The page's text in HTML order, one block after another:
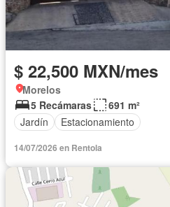
$ 22,500 MXN/mes
Morelos
5 Recámaras
691 m²
Jardín
Estacionamiento
14/07/2026 en Rentola